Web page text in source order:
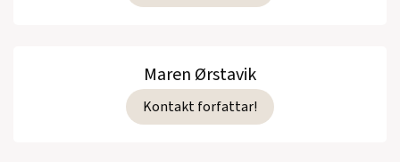
Maren Ørstavik
Kontakt forfattar!